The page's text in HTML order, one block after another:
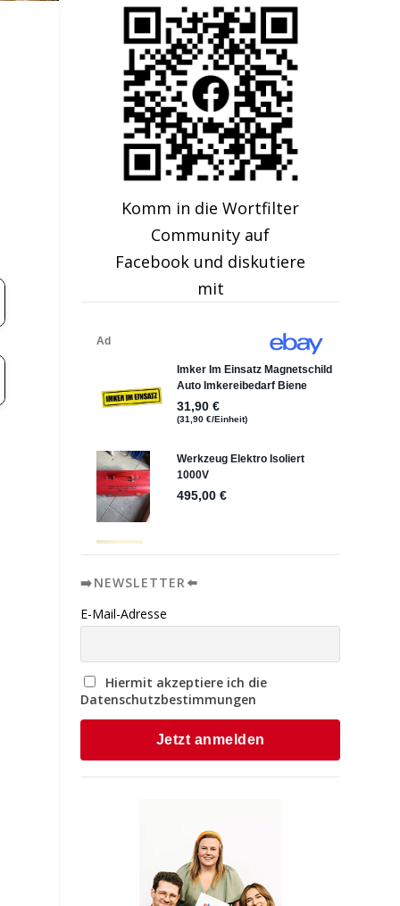
Komm in die Wortfilter
Community auf
Facebook und diskutiere
mit
➡️NEWSLETTER⬅️
E-Mail-Adresse
Hiermit akzeptiere ich die
Datenschutzbestimmungen